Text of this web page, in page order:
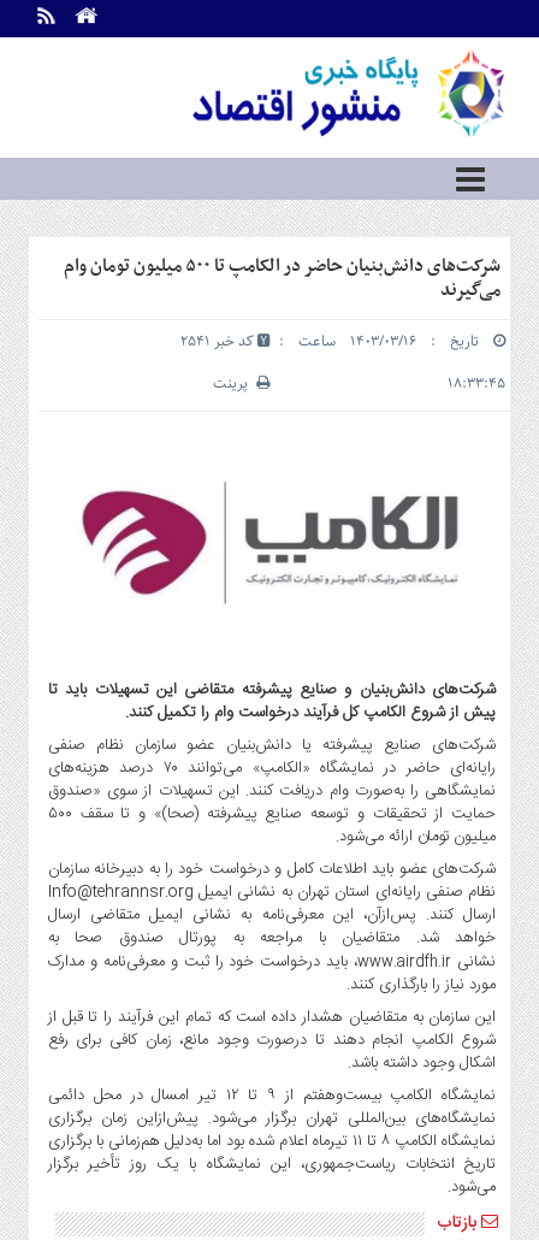
اطلاعات
تماس
ما
درباره
ما
سرویس
ها
خانه
سرمایه
و
بورس
و
شهری
گاز
و
پتروشیمی
و
خودرو
استارت
آپ
و
فن
آوری
بانک
،
بیمه
و
ارز
دیجیتال
کشاورزی
و
صنایع
غذایی
سیاسی
و
بین
الملل
شرکت‌های دانش‌بنیان حاضر در الکامپ تا ۵۰۰ میلیون تومان وام
می‌گیرند
تاریخ : ۱۴۰۳/۰۳/۱۶ ساعت :
۱۸:۳۳:۴۵
کد خبر 2541
پرینت
شرکت‌های دانش‌بنیان و صنایع پیشرفته متقاضی این تسهیلات باید تا
پیش از شروع الکامپ کل فرآیند درخواست وام را تکمیل کنند.
شرکت‌های صنایع پیشرفته یا دانش‌بنیان عضو سازمان نظام صنفی
رایانه‌ای حاضر در نمایشگاه «الکامپ» می‌توانند ۷۰ درصد هزینه‌های
نمایشگاهی را به‌صورت وام دریافت کنند. این تسهیلات از سوی «صندوق
حمایت از تحقیقات و توسعه صنایع پیشرفته (صحا)» و تا سقف ۵۰۰
میلیون تومان ارائه می‌شود.
شرکت‌های عضو باید اطلاعات کامل و درخواست خود را به دبیرخانه سازمان
نظام صنفی رایانه‌ای استان تهران به نشانی ایمیل Info@tehrannsr.org
ارسال کنند. پس‌ازآن، این معرفی‌نامه به نشانی ایمیل متقاضی ارسال
خواهد شد. متقاضیان با مراجعه به پورتال صندوق صحا به
نشانی www.airdfh.ir، باید درخواست خود را ثبت و معرفی‌نامه و مدارک
مورد نیاز را بارگذاری کنند.
این سازمان به متقاضیان هشدار داده است که تمام این فرآیند را تا قبل از
شروع الکامپ انجام دهند تا درصورت وجود مانع، زمان کافی برای رفع
اشکال وجود داشته باشد.
نمایشگاه الکامپ بیست‌وهفتم از ۹ تا ۱۲ تیر امسال در محل دائمی
نمایشگاه‌های بین‌المللی تهران برگزار می‌شود. پیش‌ازاین زمان برگزاری
نمایشگاه الکامپ ۸ تا ۱۱ تیرماه اعلام شده بود اما به‌دلیل هم‌زمانی با برگزاری
تاریخ انتخابات ریاست‌جمهوری، این نمایشگاه با یک روز تأخیر برگزار
می‌شود.
بازتاب